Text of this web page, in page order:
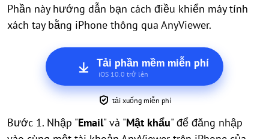
Phần này hướng dẫn bạn cách điều khiển máy tính
xách tay bằng iPhone thông qua AnyViewer.
Tải phần mềm miễn phí
iOS 10.0 trở lên
tải xuống miễn phí
Bước 1. Nhập "Email" và "Mật khẩu" để đăng nhập